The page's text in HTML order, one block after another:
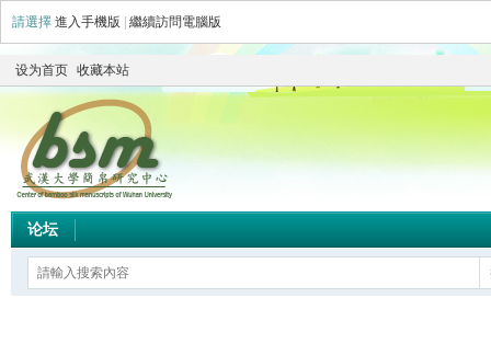
請選擇 進入手機版 繼續訪問電腦版
设为首页 收藏本站
论坛